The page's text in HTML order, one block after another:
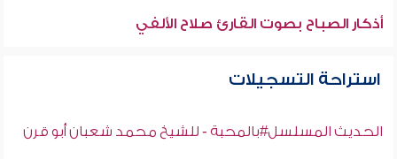
أذكار الصباح بصوت القارئ صلاح الألفي
استراحة التسجيلات
الحديث المسلسل#بالمحبة - للشيخ محمد شعبان أبو قرن